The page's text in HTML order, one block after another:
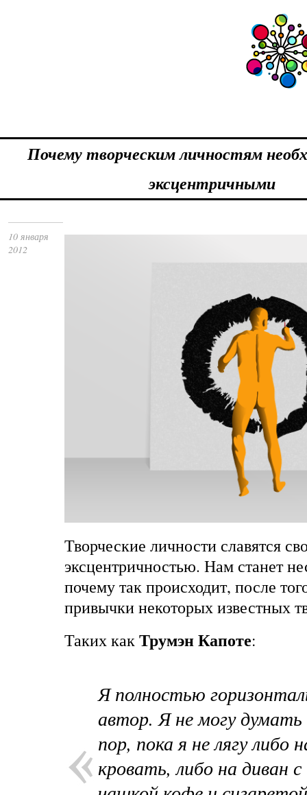
Почему творческим личностям
эксцентричными
10 января
2012
Творческие личности славятся
эксцентричностью. Нам станет
почему так происходит, после
привычки некоторых известных
Таких какТрумэн Капоте:
Я полностью
автор. Я не могу
пор, пока я не лягу либо
кровать, либо на диван с